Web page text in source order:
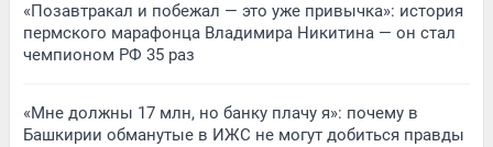
«Позавтракал и побежал — это уже привычка»: история
пермского марафонца Владимира Никитина — он стал
чемпионом РФ 35 раз
«Мне должны 17 млн, но банку плачу я»: почему в
Башкирии обманутые в ИЖС не могут добиться правды